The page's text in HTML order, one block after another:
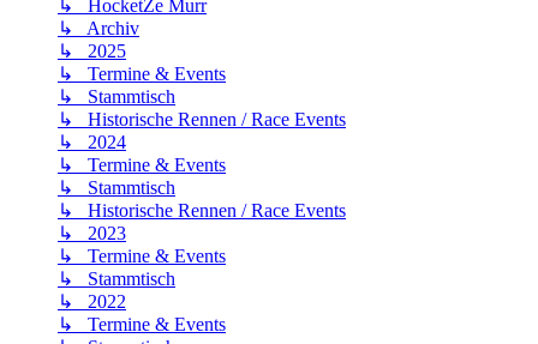
↳ HocketZe Murr
↳ Archiv
↳ 2025
↳ Termine & Events
↳ Stammtisch
↳ Historische Rennen / Race Events
↳ 2024
↳ Termine & Events
↳ Stammtisch
↳ Historische Rennen / Race Events
↳ 2023
↳ Termine & Events
↳ Stammtisch
↳ 2022
↳ Termine & Events